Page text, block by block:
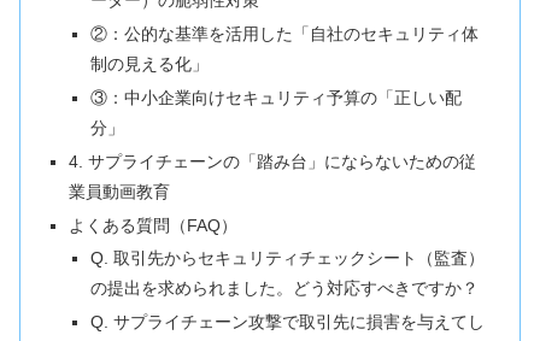
②：公的な基準を活用した「自社のセキュリティ体
制の見える化」
③：中小企業向けセキュリティ予算の「正しい配
分」
4. サプライチェーンの「踏み台」にならないための従
業員動画教育
よくある質問（FAQ）
Q. 取引先からセキュリティチェックシート（監査）
の提出を求められました。どう対応すべきですか？
Q. サプライチェーン攻撃で取引先に損害を与えてし